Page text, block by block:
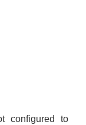
configured to